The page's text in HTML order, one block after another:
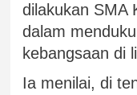
dilakukan SMA
dalam
kebangsaan di
Ia menilai, di